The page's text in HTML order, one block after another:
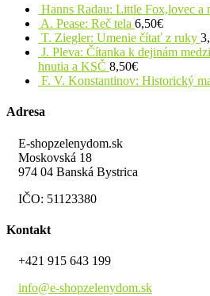
Hanns Radau: Little Fox,lovec a
A. Pease: Reč tela 6,50€
T. Ziegler: Umenie čítať z ruky
J. Pleva: Čítanka k dejinám
hnutia a KSČ 8,50€
F. V. Konstantinov: Historický
Adresa
E-shopzelenydom.sk
Moskovská 18
974 04 Banská Bystrica
IČO: 51123380
Kontakt
+421 915 643 199
info@e-shopzelenydom.sk